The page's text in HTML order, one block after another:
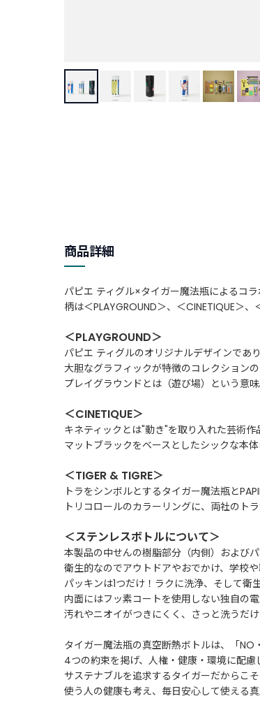
商品詳細
パピエ ティグル×タイガー魔法瓶によるコラ
柄は＜PLAYGROUND＞、＜CINETIQUE＞、
＜PLAYGROUND＞
パピエ ティグルのオリジナルデザインであ
大胆なグラフィックが特徴のコレクション
プレイグラウンドとは（遊び場）という意
＜CINETIQUE＞
キネティックとは"動き"を取り入れた芸術
マットブラックをベースとしたシックな本
＜TIGER & TIGRE＞
トラをシンボルとするタイガー魔法瓶と
トリコロールのカラーリングに、両社のト
＜ステンレスボトルについて＞
本製品の中せんの樹脂部分（内側）および
衛生的なのでアウトドアやおでかけ、学校
パッキンは1つだけ！ラクに洗浄、そして衛生
内面にはフッ素コートを使用しない独自の
汚れやニオイがつきにくく、さっと洗うだ
タイガー魔法瓶の真空断熱ボトルは、「
4つの約束を掲げ、人権・健康・環境に配慮
サステナブルを追求するタイガーだからこ
使う人の健康も考え、毎日安心して使える